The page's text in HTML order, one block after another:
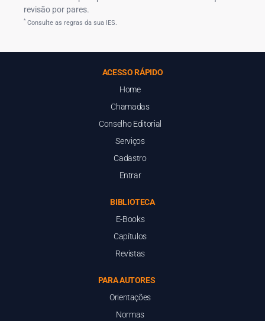
revisão por pares.
* Consulte as regras da sua IES.
ACESSO RÁPIDO
Home
Chamadas
Conselho Editorial
Serviços
Cadastro
Entrar
BIBLIOTECA
E-Books
Capítulos
Revistas
PARA AUTORES
Orientações
Normas